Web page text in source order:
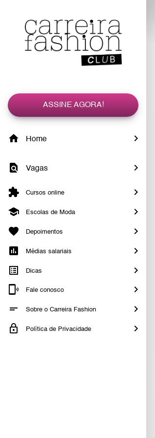
ASSINE AGORA!
Home
Vagas
Cursos online
Escolas de Moda
Depoimentos
Médias salariais
Dicas
Fale conosco
Sobre o Carreira Fashion
Política de Privacidade